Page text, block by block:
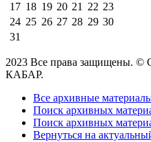
17 18 19 20 21 22 23
24 25 26 27 28 29 30
31
2023 Все права защищены. ©
КАБАР.
Все архивные
Поиск архивных
Поиск архивных
Вернуться на